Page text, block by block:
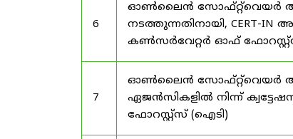
6
ഓൺലൈൻ സോഫ്റ്റ്‌വെയർ
നടത്തുന്നതിനായി, CERT-
കൺസർവേറ്റർ ഓഫ്
7
ഓൺലൈൻ സോഫ്റ്റ്‌വെയർ
ഏജൻസികളിൽ നിന്ന്
ഫോറസ്റ്റ്സ് (ഐടി)